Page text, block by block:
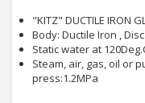
"KITZ" DUCTILE IRON
Body: Ductile Iron ,
Static water at
Steam, air, gas, oil or
press:1.2MPa